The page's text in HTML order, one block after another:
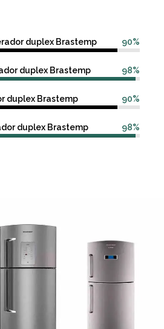
90%
duplex Brastemp
98%
duplex Brastemp
90%
duplex Brastemp
98%
duplex Brastemp